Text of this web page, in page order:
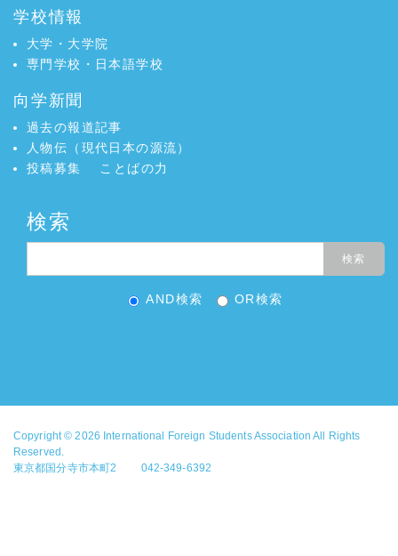
学校情報
大学・大学院
専門学校・日本語学校
向学新聞
過去の報道記事
人物伝（現代日本の源流）
投稿募集
ことばの力
検索
AND検索 OR検索
Copyright © 2026 International Foreign Students Association All Rights
Reserved.
東京都国分寺市本町2 042-349-6392